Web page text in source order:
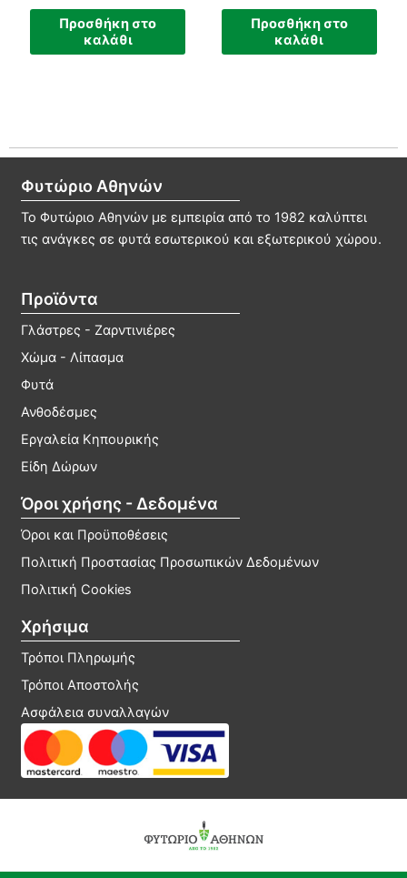
Προσθήκη στο
καλάθι
Προσθήκη στο
καλάθι
Φυτώριο Αθηνών
Το Φυτώριο Αθηνών με εμπειρία από το 1982 καλύπτει
τις ανάγκες σε φυτά εσωτερικού και εξωτερικού χώρου.
Προϊόντα
Γλάστρες - Ζαρντινιέρες
Χώμα - Λίπασμα
Φυτά
Ανθοδέσμες
Εργαλεία Κηπουρικής
Είδη Δώρων
Όροι χρήσης - Δεδομένα
Όροι και Προϋποθέσεις
Πολιτική Προστασίας Προσωπικών Δεδομένων
Πολιτική Cookies
Χρήσιμα
Τρόποι Πληρωμής
Τρόποι Αποστολής
Ασφάλεια συναλλαγών